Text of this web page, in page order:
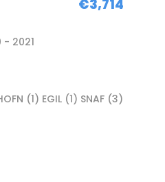
€3,714
2021
(1) EGIL (1) SNAF (3)